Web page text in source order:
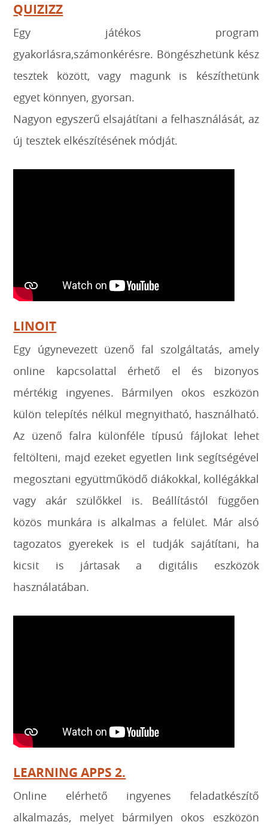
QUIZIZZ
Egy játékos program
gyakorlásra,számonkérésre. Böngészhetünk kész
tesztek között, vagy magunk is készíthetünk
egyet könnyen, gyorsan.
Nagyon egyszerű elsajátítani a felhasználását, az
új tesztek elkészítésének módját.
LINOIT
Egy úgynevezett üzenő fal szolgáltatás, amely
online kapcsolattal érhető el és bizonyos
mértékig ingyenes. Bármilyen okos eszközön
külön telepítés nélkül megnyitható, használható.
Az üzenő falra különféle típusú fájlokat lehet
feltölteni, majd ezeket egyetlen link segítségével
megosztani együttműködő diákokkal, kollégákkal
vagy akár szülőkkel is. Beállítástól függően
közös munkára is alkalmas a felület. Már alsó
tagozatos gyerekek is el tudják sajátítani, ha
kicsit is jártasak a digitális eszközök
használatában.
LEARNING APPS 2.
Online elérhető ingyenes feladatkészítő
alkalmazás, melyet bármilyen okos eszközön